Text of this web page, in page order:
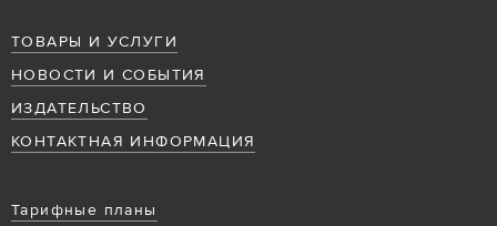
ТОВАРЫ И УСЛУГИ
НОВОСТИ И СОБЫТИЯ
ИЗДАТЕЛЬСТВО
КОНТАКТНАЯ ИНФОРМАЦИЯ
Тарифные планы